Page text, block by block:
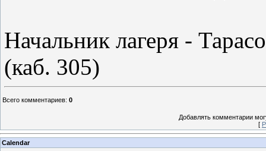
Начальник лагеря -
(каб. 305)
Всего комментариев: 0
Добавлять комментарии
[
Calendar